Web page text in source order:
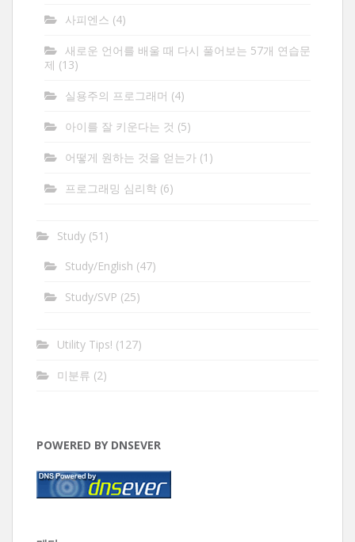
사피엔스 (4)
새로운 언어를 배울 때 다시 풀어보는 57개 연습문
제 (13)
실용주의 프로그래머 (4)
아이를 잘 키운다는 것 (5)
어떻게 원하는 것을 얻는가 (1)
프로그래밍 심리학 (6)
Study (51)
Study/English (47)
Study/SVP (25)
Utility Tips! (127)
미분류 (2)
POWERED BY DNSEVER